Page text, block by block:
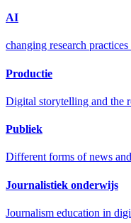
AI
changing research
Productie
Digital storytelling and the
Publiek
Different forms of news
Journalistiek onderwijs
Journalism education in